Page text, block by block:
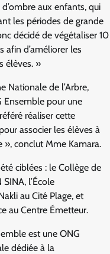
aux enfants, qui
les périodes de grande
décidé de végétaliser 10
afin d’améliorer les
élèves. »
Nationale de l’Arbre,
Ensemble pour une
réaliser cette
associer les élèves à
conclut Mme Kamara.
ciblées : le Collège de
l’École
au Cité Plage, et
au Centre Émetteur.
est une ONG
dédiée à la